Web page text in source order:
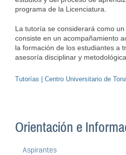
programa de la Licenciatura.
La tutoría se considerará como
consiste en un acompañamiento
la formación de los estudiantes a
asesoría disciplinar y metodológica.
Tutorías | Centro Universitario de
Orientación e
Aspirantes